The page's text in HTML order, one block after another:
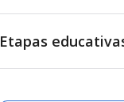
Etapas